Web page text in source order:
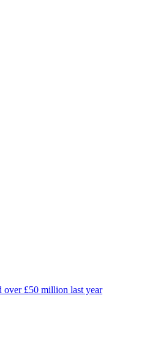
over £50 million last year